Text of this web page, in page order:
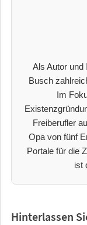
Als Autor und
Busch
Im
Freiberufler
Opa von fünf
Portale für die
ist
Hinterlassen